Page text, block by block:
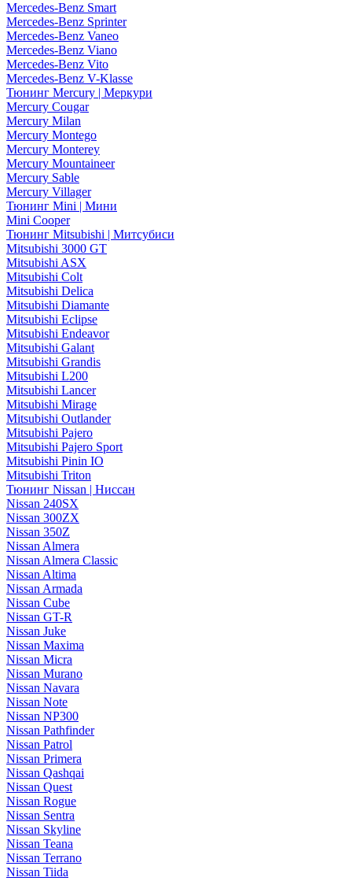
Mercedes-Benz Smart
Mercedes-Benz Sprinter
Mercedes-Benz Vaneo
Mercedes-Benz Viano
Mercedes-Benz Vito
Mercedes-Benz V-Klasse
Тюнинг Mercury | Меркури
Mercury Cougar
Mercury Milan
Mercury Montego
Mercury Monterey
Mercury Mountaineer
Mercury Sable
Mercury Villager
Тюнинг Mini | Мини
Mini Cooper
Тюнинг Mitsubishi | Митсубиси
Mitsubishi 3000 GT
Mitsubishi ASX
Mitsubishi Colt
Mitsubishi Delica
Mitsubishi Diamante
Mitsubishi Eclipse
Mitsubishi Endeavor
Mitsubishi Galant
Mitsubishi Grandis
Mitsubishi L200
Mitsubishi Lancer
Mitsubishi Mirage
Mitsubishi Outlander
Mitsubishi Pajero
Mitsubishi Pajero Sport
Mitsubishi Pinin IO
Mitsubishi Triton
Тюнинг Nissan | Ниссан
Nissan 240SX
Nissan 300ZX
Nissan 350Z
Nissan Almera
Nissan Almera Classic
Nissan Altima
Nissan Armada
Nissan Cube
Nissan GT-R
Nissan Juke
Nissan Maxima
Nissan Micra
Nissan Murano
Nissan Navara
Nissan Note
Nissan NP300
Nissan Pathfinder
Nissan Patrol
Nissan Primera
Nissan Qashqai
Nissan Quest
Nissan Rogue
Nissan Sentra
Nissan Skyline
Nissan Teana
Nissan Terrano
Nissan Tiida